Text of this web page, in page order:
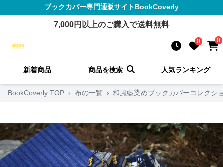
ブックカバー専門通販サイトBookCoverly
7,000円以上のご購入で送料無料
0 0
新着商品 商品を検索 人気ランキング
BookCoverly TOP › 布の一覧 › 和風藍染めブックカバーコレクシ